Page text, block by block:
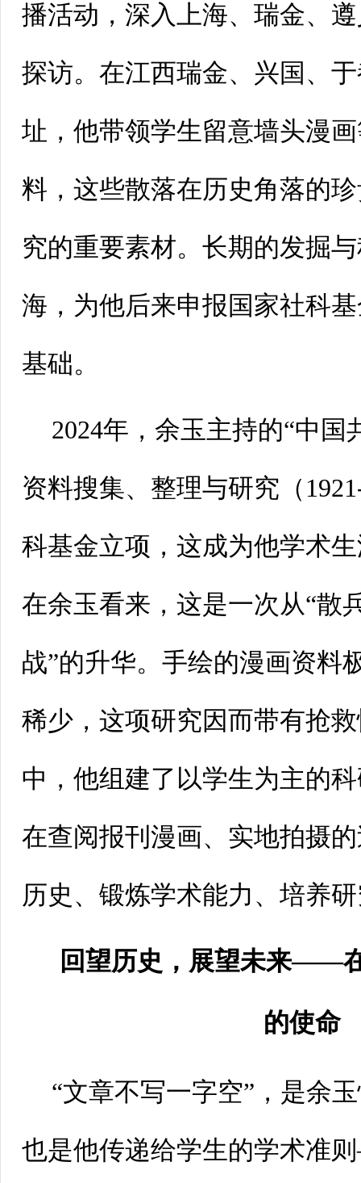
播活动，深入上海、瑞金、
探访。在江西瑞金、兴国、
址，他带领学生留意墙头漫
料，这些散落在历史角落的
究的重要素材。长期的发掘
海，为他后来申报国家社科
基础。
2024年，余玉主持的“中
资料搜集、整理与研究（
科基金立项，这成为他学术
在余玉看来，这是一次从“散
战”的升华。手绘的漫画资料
稀少，这项研究因而带有抢
中，他组建了以学生为主的
在查阅报刊漫画、实地拍摄
历史、锻炼学术能力、培养
回望历史，展望未来——
的使命
“文章不写一字空”，是余
也是他传递给学生的学术准